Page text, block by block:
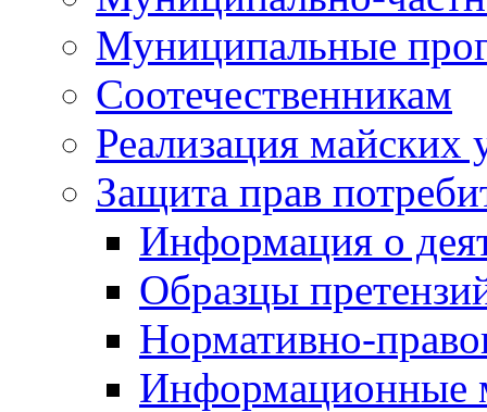
Муниципальные
Соотечественникам
Реализация майских
Защита прав
Информация о
Образцы
Нормативно-
Информационные